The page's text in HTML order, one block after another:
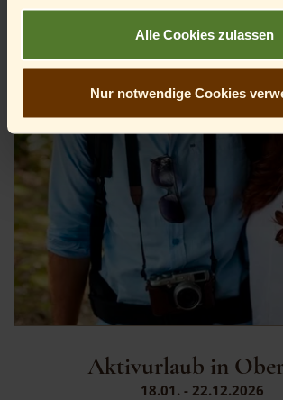
Standards angesehen. Insbesondere
dass die Daten von US-Behörden zu
Überwachungszwecken verarbeitet
Du bist unter 16 Jahre alt? Dann kannst
optionale Services einwilligen. Du kannst
oder Erziehungsberechtigten bitten, mit
Services einzuwilligen.
Alle Cookies zulassen
Nur notwendige Cookies
Aktivurlaub in
18.01. - 22.12.2026